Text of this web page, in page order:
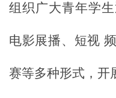
组织广大青年学
电影展播、短视
赛等多种形式，开